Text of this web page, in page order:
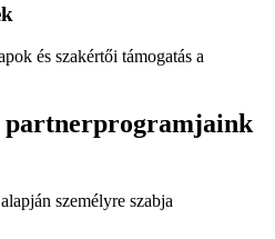
és szakértői támogatás a
partnerprogramjaink
személyre szabja